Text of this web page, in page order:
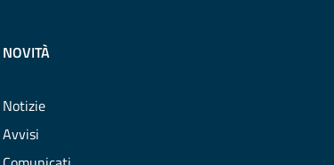
NOVITÀ
Notizie
Avvisi